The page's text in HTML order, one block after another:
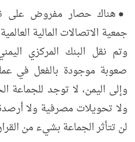
●هناك حصار مفروض على
جمعية الاتصالات المالية
وتم نقل البنك المركزي
صعوبة موجودة بالفعل في
وإلى اليمن، لا توجد للجماعة
ولا تحويلات مصرفية ولا
لن تتأثر الجماعة بشيء من